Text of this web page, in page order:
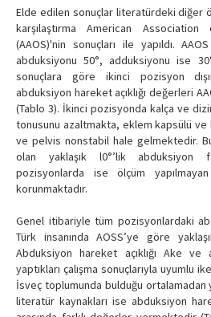
Elde edilen sonuçlar literatürdeki diğer
karşılaştırma American
(AAOS)'nin sonuçları ile yapıldı.
abduksiyonu 50°, adduksiyonu ise
sonuçlara göre ikinci pozisyon
abduksiyon hareket açıklığı değerleri
(Tablo 3). İkinci pozisyonda kalça ve
tonusunu azaltmakta, eklem kapsülü
ve pelvis nonstabil hale gelmektedir.
olan yaklaşık l0°’lik abduksiyon
pozisyonlarda ise ölçüm
korunmaktadır.
Genel itibariyle tüm pozisyonlardaki
Türk insanında AOSS’ye göre
Abduksiyon hareket açıklığı Ake ve
yaptıkları çalışma sonuçlarıyla uyumlu
İsveç toplumunda bulduğu ortalamadan
literatür kaynakları ise abduksiyon